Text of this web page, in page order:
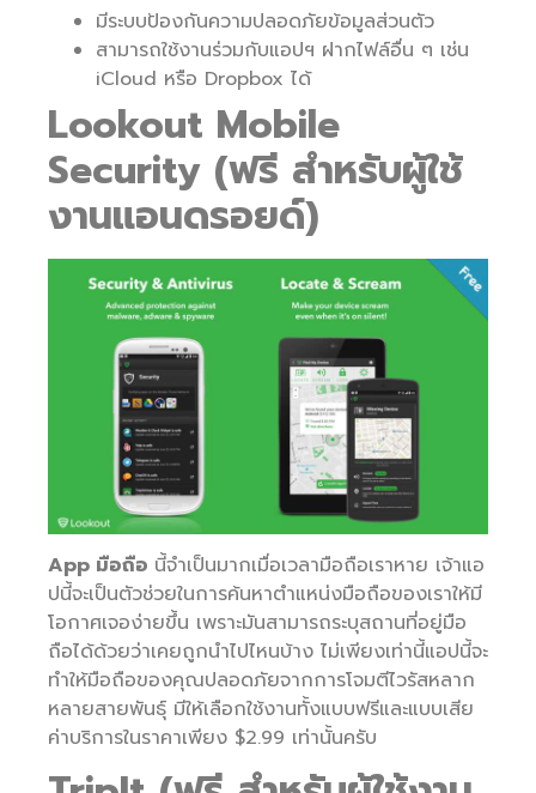
มีระบบป้องกันความปลอดภัยข้อมูลส่วนตัว
สามารถใช้งานร่วมกับแอปฯ ฝากไฟล์อื่น ๆ เช่น
iCloud หรือ Dropbox ได้
Lookout Mobile
Security (ฟรี สำหรับผู้ใช้
งานแอนดรอยด์)
App มือถือ นี้จำเป็นมากเมื่อเวลามือถือเราหาย เจ้าแอ
ปนี้จะเป็นตัวช่วยในการค้นหาตำแหน่งมือถือของเราให้มี
โอกาศเจอง่ายขึ้น เพราะมันสามารถระบุสถานที่อยู่มือ
ถือได้ด้วยว่าเคยถูกนำไปไหนบ้าง ไม่เพียงเท่านี้แอปนี้จะ
ทำให้มือถือของคุณปลอดภัยจากการโจมตีไวรัสหลาก
หลายสายพันธุ์ มีให้เลือกใช้งานทั้งแบบฟรีและแบบเสีย
ค่าบริการในราคาเพียง $2.99 เท่านั้นครับ